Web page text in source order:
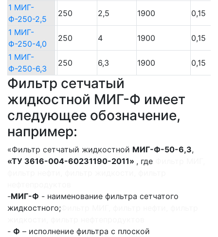
1 МИГ-
Ф-250-2,5
1 МИГ-
Ф-250-4,0
1 МИГ-
Ф-250-6,3
1 МИГ-
Ф-250-2,5
250 2,5 1900
0,15
1 МИГ-
Ф-250-4,0
250 4 1900
0,15
1 МИГ-
Ф-250-6,3
250 6,3 1900 0,15
Фильтр сетчатый
жидкостной МИГ-Ф имеет
следующее обозначение,
например:
«Фильтр сетчатый жидкостной МИГ-Ф-50-6,3,
«ТУ 3616-004-60231190-2011» , где
-МИГ-Ф - наименование фильтра сетчатого
жидкостного;
- Ф – исполнение фильтра с плоской